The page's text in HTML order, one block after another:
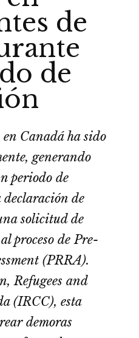
de
de
Canadá ha sido
generando
periodo de
de
solicitud de
proceso de Pre-
(PRRA).
Refugees and
(IRCC), esta
demoras